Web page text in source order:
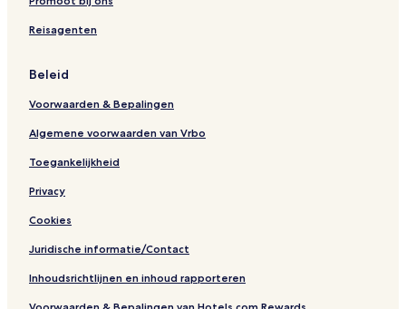
Reisagenten
Beleid
Voorwaarden & Bepalingen
Algemene voorwaarden van Vrbo
Toegankelijkheid
Privacy
Cookies
Juridische informatie/Contact
Inhoudsrichtlijnen en inhoud rapporteren